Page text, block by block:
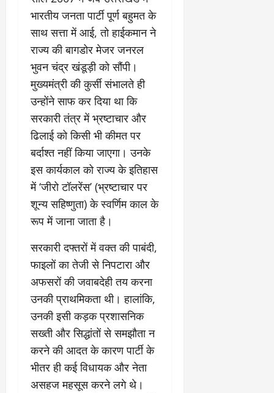
भारतीय जनता पार्टी पूर्ण बहुमत के
साथ सत्ता में आई, तो हाईकमान ने
राज्य की बागडोर मेजर जनरल
भुवन चंद्र खंडूड़ी को सौंपी।
मुख्यमंत्री की कुर्सी संभालते ही
उन्होंने साफ कर दिया था कि
सरकारी तंत्र में भ्रष्टाचार और
ढिलाई को किसी भी कीमत पर
बर्दाश्त नहीं किया जाएगा। उनके
इस कार्यकाल को राज्य के इतिहास
में ‘जीरो टॉलरेंस’ (भ्रष्टाचार पर
शून्य सहिष्णुता) के स्वर्णिम काल के
रूप में जाना जाता है।
​सरकारी दफ्तरों में वक्त की पाबंदी,
फाइलों का तेजी से निपटारा और
अफसरों की जवाबदेही तय करना
उनकी प्राथमिकता थी। हालांकि,
उनकी इसी कड़क प्रशासनिक
सख्ती और सिद्धांतों से समझौता न
करने की आदत के कारण पार्टी के
भीतर ही कई विधायक और नेता
असहज महसूस करने लगे थे।